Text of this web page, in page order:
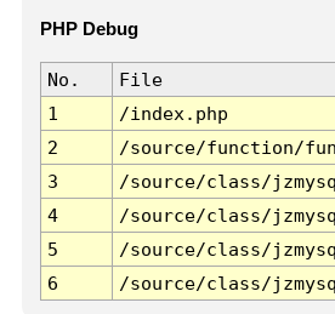
PHP Debug
No. File
1
/index.php
2
/source/function/
3
/source/class/
4
/source/class/
5
/source/class/
6
/source/class/